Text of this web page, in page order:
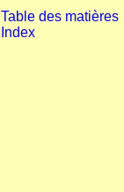
Table des matières
Index